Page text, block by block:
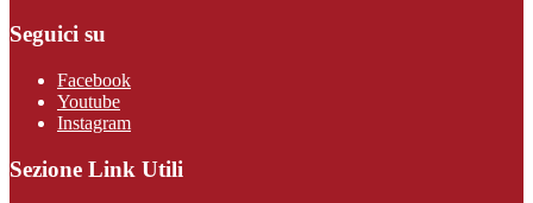
Seguici su
Facebook
Youtube
Instagram
Sezione Link Utili